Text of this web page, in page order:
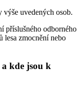
výše uvedených osob.
příslušného odborného
lesa zmocnění nebo
kde jsou k